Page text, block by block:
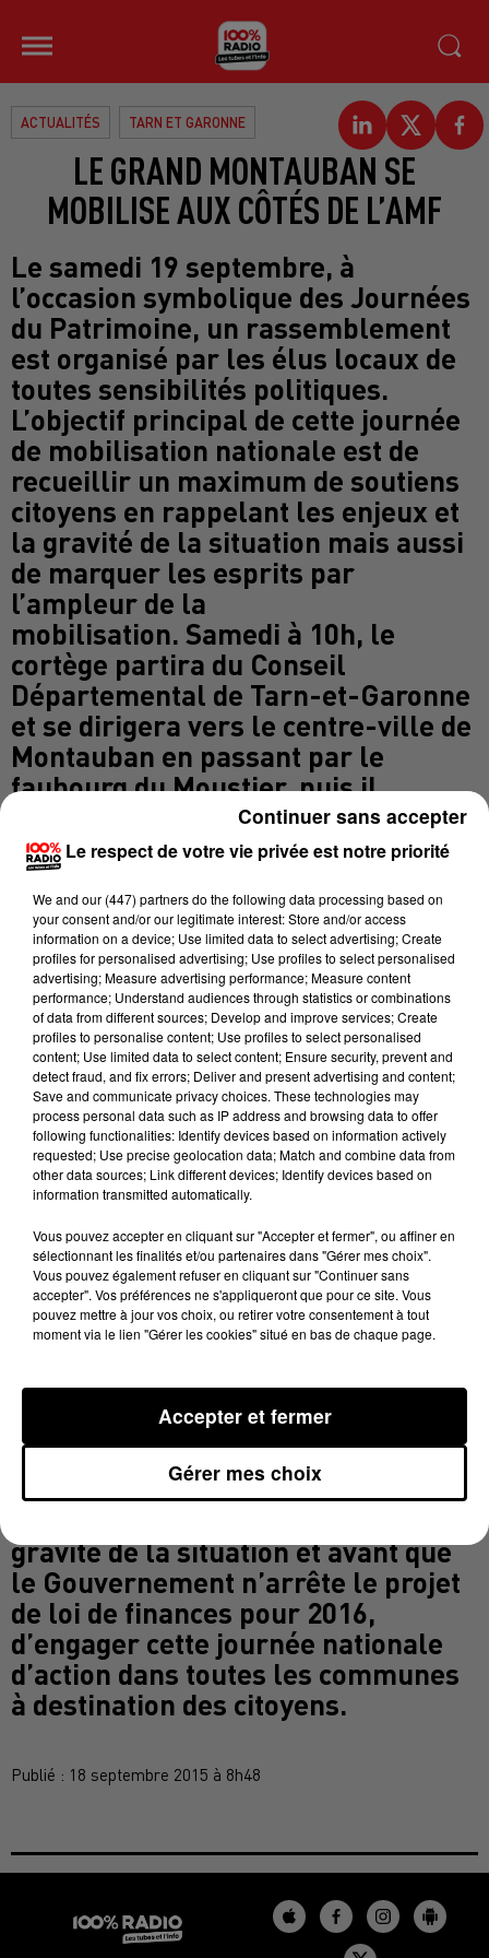
ACTUALITÉS TARN ET GARONNE
LE GRAND MONTAUBAN SE
MOBILISE AUX CÔTÉS DE L’AMF
Le samedi 19 septembre, à
l’occasion symbolique des Journées
du Patrimoine, un rassemblement
est organisé par les élus locaux de
toutes sensibilités politiques.
L’objectif principal de cette journée
de mobilisation nationale est de
recueillir un maximum de soutiens
citoyens en rappelant les enjeux et
la gravité de la situation mais aussi
de marquer les esprits par
l’ampleur de la
mobilisation. Samedi à 10h, le
cortège partira du Conseil
Départemental de Tarn-et-Garonne
et se dirigera vers le centre-ville de
Montauban en passant par le
faubourg du Moustier, puis il
traversera les allées Mortarieu. Un
point de rassemblement se formera
ensuite à la Préfecture aux
alentours de 11h30 avant qu’une
délégation ne soit reçue par le
Préfet de Tarn-et Garonne Jean-
Louis Géraud. A cette occasion,
Brigitte Barèges, Maire de
Montauban et Présidente du Grand
Montauban se fera l’écho que
l’appel des Maires de France aux
côtés de Francis Labruyère,
Président de l’AMF 82 : « Ensemble,
les Maires doivent faire cause
commune : c’est la vie quotidienne
des Français et la cohésion des
territoires qui sont en jeu ! » L’Etat
veut réduire de 30% les dotations
accordées aux communes et
intercommunalités pour assurer
leurs missions. Le 29 juin dernier,
l’Association des Maires de France
gravité de la situation et avant que
le Gouvernement n’arrête le projet
de loi de finances pour 2016,
d’engager cette journée nationale
d’action dans toutes les communes
à destination des citoyens.
Publié : 18 septembre 2015 à 8h48
Le respect de votre vie privée est notre priorité
We and our (447) partnersdo the following data processing based on
your consent and/or our legitimate interest: Store and/or access
information on a device; Use limited data to select advertising; Create
profiles for personalised advertising; Use profiles to select personalised
advertising; Measure advertising performance; Measure content
performance; Understand audiences through statistics or combinations
of data from different sources; Develop and improve services; Create
profiles to personalise content; Use profiles to select personalised
content; Use limited data to select content; Ensure security, prevent and
detect fraud, and fix errors; Deliver and present advertising and content;
Save and communicate privacy choices. These technologies may
process personal data such as IP address and browsing data to offer
following functionalities: Identify devices based on information actively
requested; Use precise geolocation data; Match and combine data from
other data sources; Link different devices; Identify devices based on
information transmitted automatically.
Vous pouvez accepter en cliquant sur "Accepter et fermer", ou affiner en
sélectionnant les finalités et/ou partenaires dans "Gérer mes choix".
Vous pouvez également refuser en cliquant sur "Continuer sans
accepter". Vos préférences ne s'appliqueront que pour ce site. Vous
pouvez mettre à jour vos choix, ou retirer votre consentement à tout
moment via le lien "Gérer les cookies" situé en bas de chaque page.
Gérer mes choix
Accepter et fermer
Continuer sans accepter